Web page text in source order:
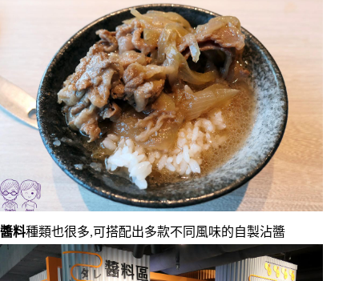
醬料種類也很多,可搭配出多款不同風味的自製沾醬